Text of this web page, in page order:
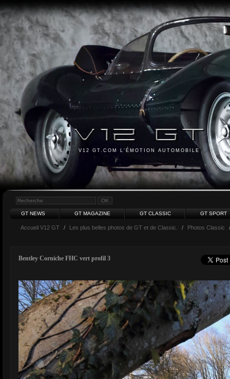
V12 GT.COM L'ÉMOTION AUTOMOBILE
GT NEWS GT MAGAZINE GT CLASSIC GT SPORT
Accueil V12 GT / Les plus belles photos de GT et de Classic. / Photos Classic
Bentley Corniche FHC vert profil 3